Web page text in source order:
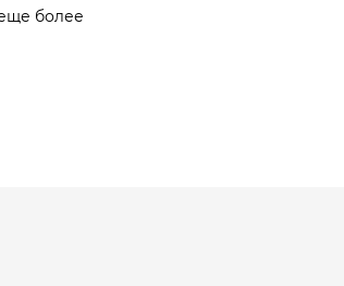
более